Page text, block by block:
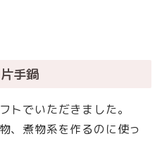
手鍋
トでいただきました。
、煮物系を作るのに使っ